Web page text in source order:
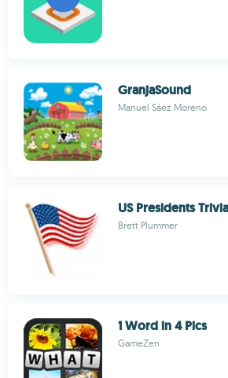
GranjaSound
Manuel Sáez Moreno
US Presidents Trivia
Brett Plummer
1 Word in 4 Pics
GameZen